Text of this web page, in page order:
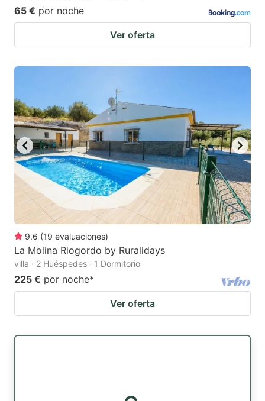
65 € por noche
Ver oferta
9.6 (19 evaluaciones)
La Molina Riogordo by Ruralidays
villa · 2 Huéspedes · 1 Dormitorio
225 € por noche*
Ver oferta